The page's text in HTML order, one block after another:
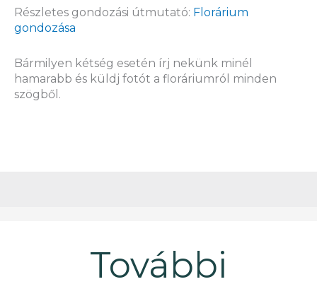
Részletes gondozási útmutató: Florárium
gondozása
Bármilyen kétség esetén írj nekünk minél
hamarabb és küldj fotót a floráriumról minden
szögből.
További